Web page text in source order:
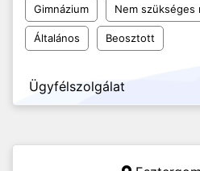
Gimnázium Nem szükséges
Általános Beosztott
Ügyfélszolgálat